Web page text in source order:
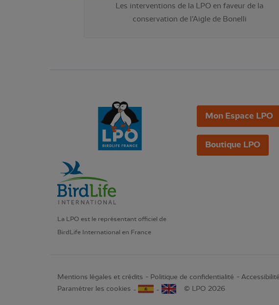
Les interventions de la LPO en faveur de la
conservation de l’Aigle de Bonelli
La LPO est le représentant officiel de
BirdLife International en France
Mon Espace LPO
Boutique LPO
Mentions légales et crédits Politique de confidentialité
Paramétrer les cookies
© LPO 2026